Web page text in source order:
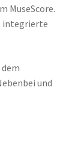
MuseScore.
integrierte
und